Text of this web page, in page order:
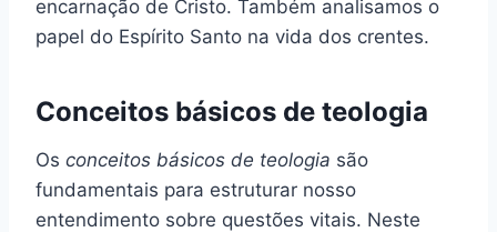
encarnação de Cristo. Também analisamos o
papel do Espírito Santo na vida dos crentes.
Conceitos básicos de teologia
Os conceitos básicos de teologia são
fundamentais para estruturar nosso
entendimento sobre questões vitais. Neste